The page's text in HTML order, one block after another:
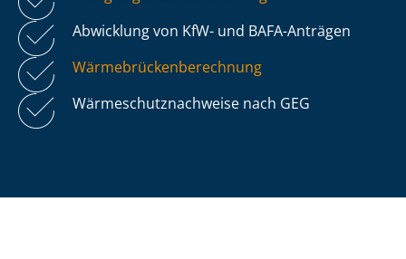
Abwicklung von KfW- und BAFA-Anträgen
Wär­me­brü­cken­be­rech­nung
Wär­me­schutz­nach­wei­se nach GEG